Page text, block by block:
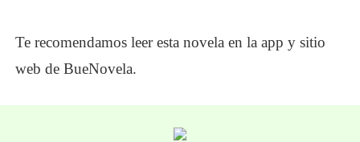
Te recomendamos leer esta novela en la app y sitio
web deBueNovela.